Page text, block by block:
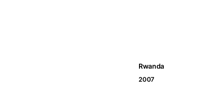
Rwanda
2007